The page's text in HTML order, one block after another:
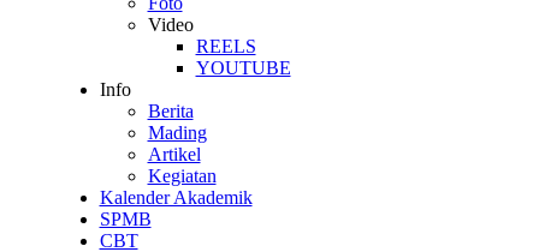
Video
REELS
YOUTUBE
Info
Berita
Mading
Artikel
Kegiatan
Kalender Akademik
SPMB
CBT